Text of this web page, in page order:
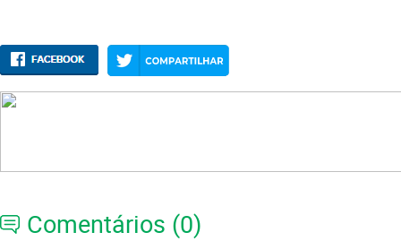
Comentários (0)